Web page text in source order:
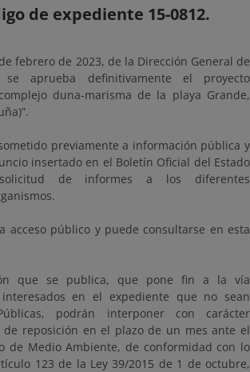
de expediente 15-0812.
febrero de 2023, de la Dirección General de
aprueba definitivamente el proyecto
duna-marisma de la playa Grande,
previamente a información pública y
insertado en el Boletín Oficial del Estado
de informes a los diferentes
acceso público y puede consultarse en esta
que se publica, que pone fin a la vía
en el expediente que no sean
podrán interponer con carácter
de reposición en el plazo de un mes ante el
de Medio Ambiente, de conformidad con lo
123 de la Ley 39/2015 de 1 de octubre,